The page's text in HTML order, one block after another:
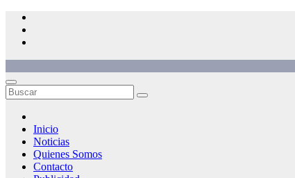
Saltar
contenido
Inicio
Noticias
Quienes Somos
Contacto